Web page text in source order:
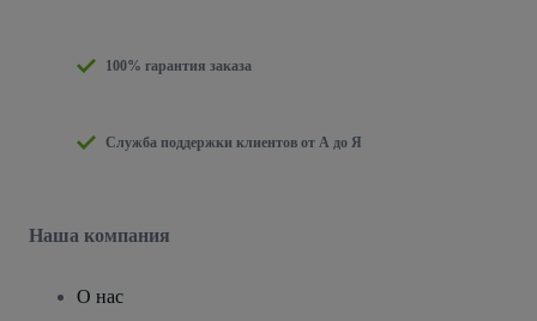
100% гарантия заказа
Служба поддержки клиентов от А до Я
Наша компания
О нас